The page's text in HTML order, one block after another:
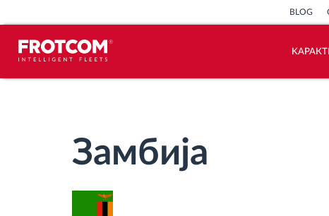
BLOG
Анализа на возачкото однесување
Следење на времетраењето на
Замбија